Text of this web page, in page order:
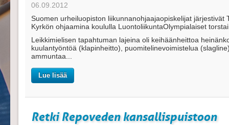
06.09.2012
Suomen urheiluopiston liikunnanohjaajaopiskelijat järjestivät
Kyrkön ohjaamina koululla LuontoliikuntaOlympialaiset
Leikkimielisen tapahtuman lajeina oli keihäänheittoa
kuulantyöntöä (klapinheitto), puomitelinevoimistelua
ammuntaa...
Lue lisää
Retki Repoveden kansallispuistoon